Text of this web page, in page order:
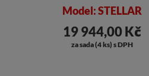
Model: STELLAR
19 944,00 Kč
za sada (4 ks) s DPH